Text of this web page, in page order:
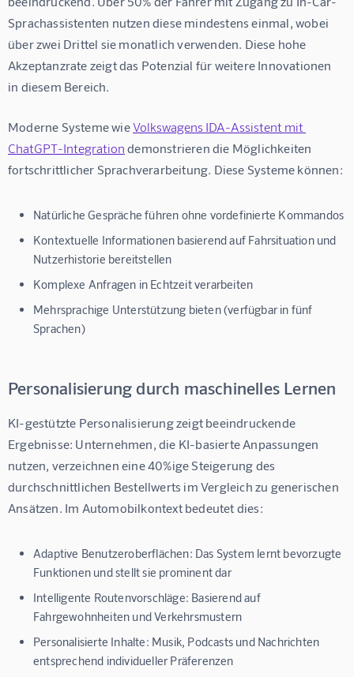
Sprachassistenten nutzen diese mindestens einmal, wobei
über zwei Drittel sie monatlich verwenden. Diese hohe
Akzeptanzrate zeigt das Potenzial für weitere Innovationen
in diesem Bereich.
Moderne Systeme wie Volkswagens IDA-Assistent mit
ChatGPT-Integration demonstrieren die Möglichkeiten
fortschrittlicher Sprachverarbeitung. Diese Systeme können:
Natürliche Gespräche führen ohne vordefinierte Kommandos
Kontextuelle Informationen basierend auf Fahrsituation und
Nutzerhistorie bereitstellen
Komplexe Anfragen in Echtzeit verarbeiten
Mehrsprachige Unterstützung bieten (verfügbar in fünf
Sprachen)
Personalisierung durch maschinelles Lernen
KI-gestützte Personalisierung zeigt beeindruckende
Ergebnisse: Unternehmen, die KI-basierte Anpassungen
nutzen, verzeichnen eine 40%ige Steigerung des
durchschnittlichen Bestellwerts im Vergleich zu generischen
Ansätzen. Im Automobilkontext bedeutet dies:
Adaptive Benutzeroberflächen: Das System lernt bevorzugte
Funktionen und stellt sie prominent dar
Intelligente Routenvorschläge: Basierend auf
Fahrgewohnheiten und Verkehrsmustern
Personalisierte Inhalte: Musik, Podcasts und Nachrichten
entsprechend individueller Präferenzen